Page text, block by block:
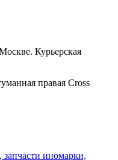
Курьерская
правая Cross